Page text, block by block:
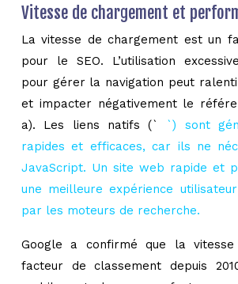
Vitesse de chargement et
La vitesse de chargement est un
pour le SEO. L’utilisation
pour gérer la navigation peut
et impacter négativement le
a). Les liens natifs (` `) sont
rapides et efficaces, car ils ne
JavaScript. Un site web rapide et
une meilleure expérience
par les moteurs de recherche.
Google a confirmé que la
facteur de classement depuis